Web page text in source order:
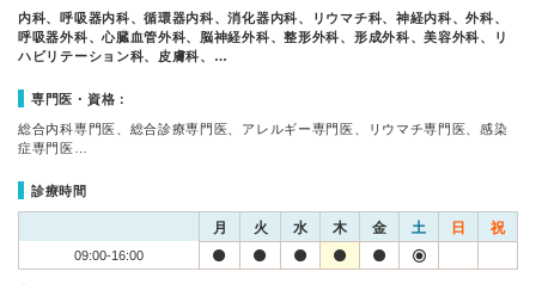
内科、呼吸器内科、循環器内科、消化器内科、リウマチ科、神経内科、外科、
呼吸器外科、心臓血管外科、脳神経外科、整形外科、形成外科、美容外科、リ
ハビリテーション科、皮膚科、…
専門医・資格：
総合内科専門医、総合診療専門医、アレルギー専門医、リウマチ専門医、感染
症専門医…
診療時間
月 火 水 木 金 土 日 祝
09:00-16:00